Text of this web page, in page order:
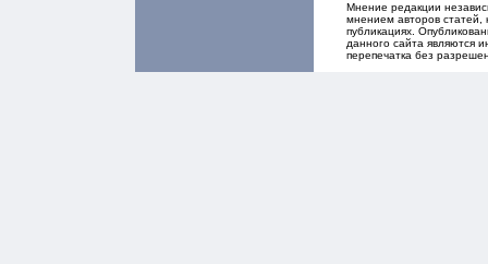
Мнение редакции
мнением авторов статей,
публикациях.
данного сайта являются
перепечатка без